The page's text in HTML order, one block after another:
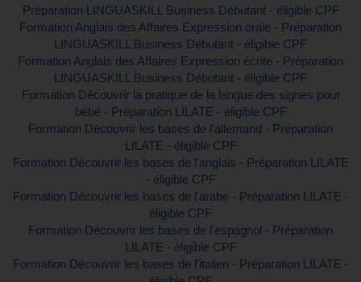
Préparation LINGUASKILL Business Débutant - éligible CPF
Formation Anglais des Affaires Expression orale - Préparation
LINGUASKILL Business Débutant - éligible CPF
Formation Anglais des Affaires Expression écrite - Préparation
LINGUASKILL Business Débutant - éligible CPF
Formation Découvrir la pratique de la langue des signes pour
bébé - Préparation LILATE - éligible CPF
Formation Découvrir les bases de l'allemand - Préparation
LILATE - éligible CPF
Formation Découvrir les bases de l'anglais - Préparation LILATE
- éligible CPF
Formation Découvrir les bases de l'arabe - Préparation LILATE -
éligible CPF
Formation Découvrir les bases de l'espagnol - Préparation
LILATE - éligible CPF
Formation Découvrir les bases de l'italien - Préparation LILATE -